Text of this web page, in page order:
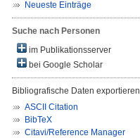
Neueste Einträge
Suche nach Personen
im Publikationsserver
bei Google Scholar
Bibliografische Daten exportieren
ASCII Citation
BibTeX
Citavi/Reference Manager